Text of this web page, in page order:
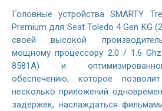
Головные устройства SMARTY
Premium для Seat Toledo 4 Gen KG
своей высокой
мощному процессору 2.0 / 1.6
8581A) и
обеспечению, которое
несколько приложений
задержек, наслаждаться